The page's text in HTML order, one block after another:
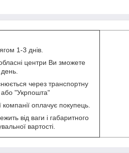
1-3 днів.
центри Ви зможете
через транспортну
"Укрпошта"
оплачує покупець.
від ваги і габаритного
вартості.